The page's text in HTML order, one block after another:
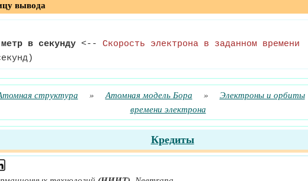
вывода
в секунду <-- Скорость электрона в заданном времени
структура » Атомная модель Бора » Электроны и орбиты
времени электрона
Кредиты